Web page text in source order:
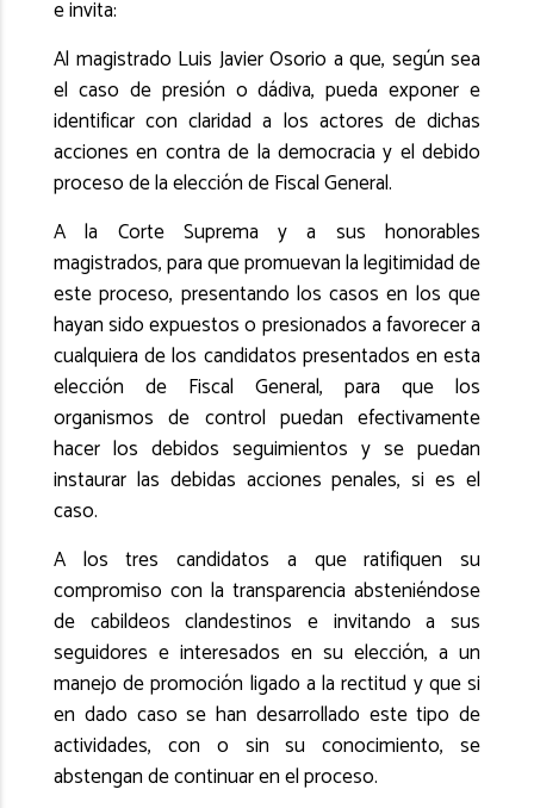
e invita:
Al magistrado Luis Javier Osorio a que, según sea
el caso de presión o dádiva, pueda exponer e
identificar con claridad a los actores de dichas
acciones en contra de la democracia y el debido
proceso de la elección de Fiscal General.
A la Corte Suprema y a sus honorables
magistrados, para que promuevan la legitimidad de
este proceso, presentando los casos en los que
hayan sido expuestos o presionados a favorecer a
cualquiera de los candidatos presentados en esta
elección de Fiscal General, para que los
organismos de control puedan efectivamente
hacer los debidos seguimientos y se puedan
instaurar las debidas acciones penales, si es el
caso.
A los tres candidatos a que ratifiquen su
compromiso con la transparencia absteniéndose
de cabildeos clandestinos e invitando a sus
seguidores e interesados en su elección, a un
manejo de promoción ligado a la rectitud y que si
en dado caso se han desarrollado este tipo de
actividades, con o sin su conocimiento, se
abstengan de continuar en el proceso.